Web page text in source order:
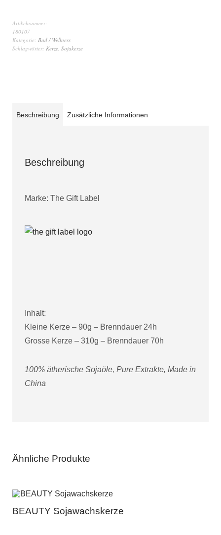
Artikelnummer:
180107
Kategorie: Bad / Wellness
Schlagwörter: Kerze Sojakerze
Beschreibung Zusätzliche Informationen
Beschreibung
Marke: The Gift Label
Inhalt:
Kleine Kerze – 90g – Brenndauer 24h
Grosse Kerze – 310g – Brenndauer 70h
100% ätherische Sojaöle, Pure Extrakte, Made in
China
Ähnliche Produkte
BEAUTY Sojawachskerze